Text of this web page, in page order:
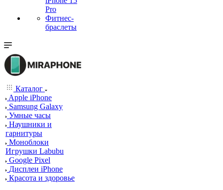
Pro
Фитнес-
браслеты
Каталог
Apple iPhone
Samsung Galaxy
Умные часы
Наушники и
гарнитуры
Моноблоки
Игрушки Labubu
Google Pixel
Дисплеи iPhone
Красота и здоровье